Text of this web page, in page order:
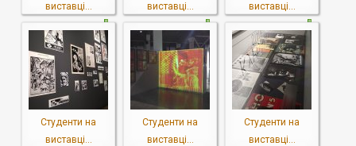
виставці...
виставці...
виставці...
Студенти на
виставці...
Студенти на
виставці...
Студенти на
виставці...